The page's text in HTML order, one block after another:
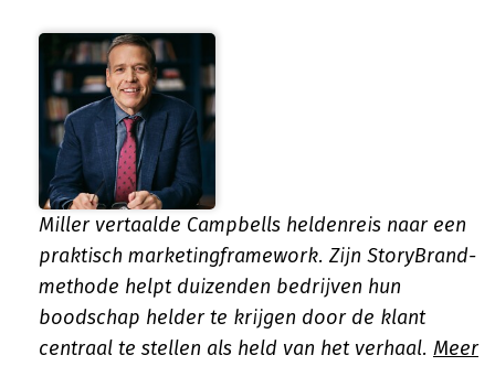
Miller vertaalde Campbells heldenreis naar een
praktisch marketingframework. Zijn StoryBrand-
methode helpt duizenden bedrijven hun
boodschap helder te krijgen door de klant
centraal te stellen als held van het verhaal. Meer